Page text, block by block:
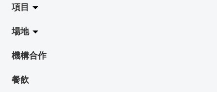
藝穗會的演化
使命與宗旨
藝穗會架構
檔案庫
拉闊
展覽
演出
活動
項目
Jazz-Go-Central, Jazz-Go-Fringe
LPL
2015-16 藝術場地資助計劃
場地
陳麗玲畫廊
奶庫
機構合作
餐飲